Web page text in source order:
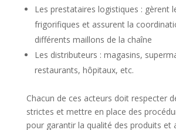
Les prestataires logistiques : gèrent
frigorifiques et assurent la
différents maillons de la chaîne
Les distributeurs : magasins,
restaurants, hôpitaux, etc.
Chacun de ces acteurs doit respecter
strictes et mettre en place des
pour garantir la qualité des produits et